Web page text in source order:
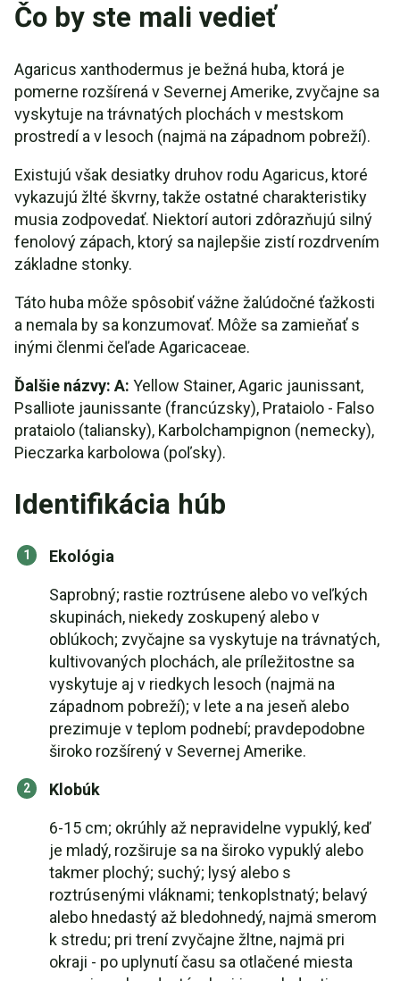
Synonymá
Čo by ste mali vedieť
Agaricus xanthodermus je bežná huba, ktorá je
pomerne rozšírená v Severnej Amerike, zvyčajne sa
vyskytuje na trávnatých plochách v mestskom
prostredí a v lesoch (najmä na západnom pobreží).
Existujú však desiatky druhov rodu Agaricus, ktoré
vykazujú žlté škvrny, takže ostatné charakteristiky
musia zodpovedať. Niektorí autori zdôrazňujú silný
fenolový zápach, ktorý sa najlepšie zistí rozdrvením
základne stonky.
Táto huba môže spôsobiť vážne žalúdočné ťažkosti
a nemala by sa konzumovať. Môže sa zamieňať s
inými členmi čeľade Agaricaceae.
Ďalšie názvy: A: Yellow Stainer, Agaric jaunissant,
Psalliote jaunissante (francúzsky), Prataiolo - Falso
prataiolo (taliansky), Karbolchampignon (nemecky),
Pieczarka karbolowa (poľsky).
Identifikácia húb
Ekológia
Saprobný; rastie roztrúsene alebo vo veľkých
skupinách, niekedy zoskupený alebo v
oblúkoch; zvyčajne sa vyskytuje na trávnatých,
kultivovaných plochách, ale príležitostne sa
vyskytuje aj v riedkych lesoch (najmä na
západnom pobreží); v lete a na jeseň alebo
prezimuje v teplom podnebí; pravdepodobne
široko rozšírený v Severnej Amerike.
Klobúk
6-15 cm; okrúhly až nepravidelne vypuklý, keď
je mladý, rozširuje sa na široko vypuklý alebo
takmer plochý; suchý; lysý alebo s
roztrúsenými vláknami; tenkoplstnatý; belavý
alebo hnedastý až bledohnedý, najmä smerom
k stredu; pri trení zvyčajne žltne, najmä pri
okraji - po uplynutí času sa otlačené miesta